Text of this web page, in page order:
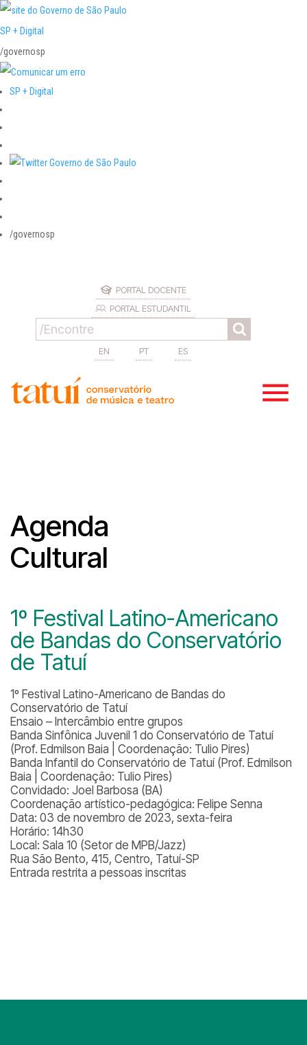
SP + Digital
/governosp
SP + Digital
/governosp
PORTAL DOCENTE
PORTAL ESTUDANTIL
EN PT ES
Agenda
Cultural
1º Festival Latino-Americano
de Bandas do Conservatório
de Tatuí
1º Festival Latino-Americano de Bandas do
Conservatório de Tatuí
Ensaio – Intercâmbio entre grupos
Banda Sinfônica Juvenil 1 do Conservatório de Tatuí
(Prof. Edmilson Baia | Coordenação: Tulio Pires)
Banda Infantil do Conservatório de Tatuí (Prof. Edmilson
Baia | Coordenação: Tulio Pires)
Convidado: Joel Barbosa (BA)
Coordenação artístico-pedagógica: Felipe Senna
Data: 03 de novembro de 2023, sexta-feira
Horário: 14h30
Local: Sala 10 (Setor de MPB/Jazz)
Rua São Bento, 415, Centro, Tatuí-SP
Entrada restrita a pessoas inscritas